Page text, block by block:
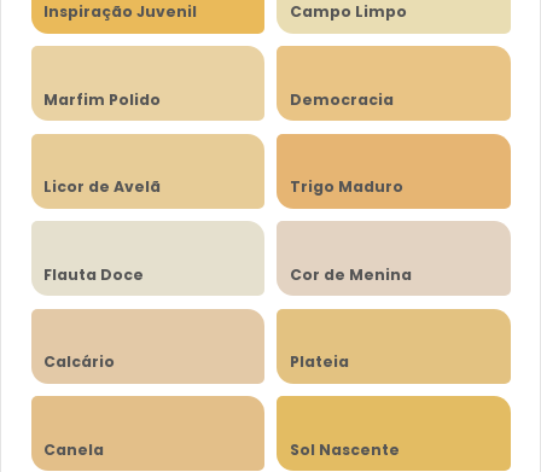
Inspiração Juvenil Campo Limpo
Marfim Polido Democracia
Licor de Avelã Trigo Maduro
Flauta Doce Cor de Menina
Calcário Plateia
Canela Sol Nascente